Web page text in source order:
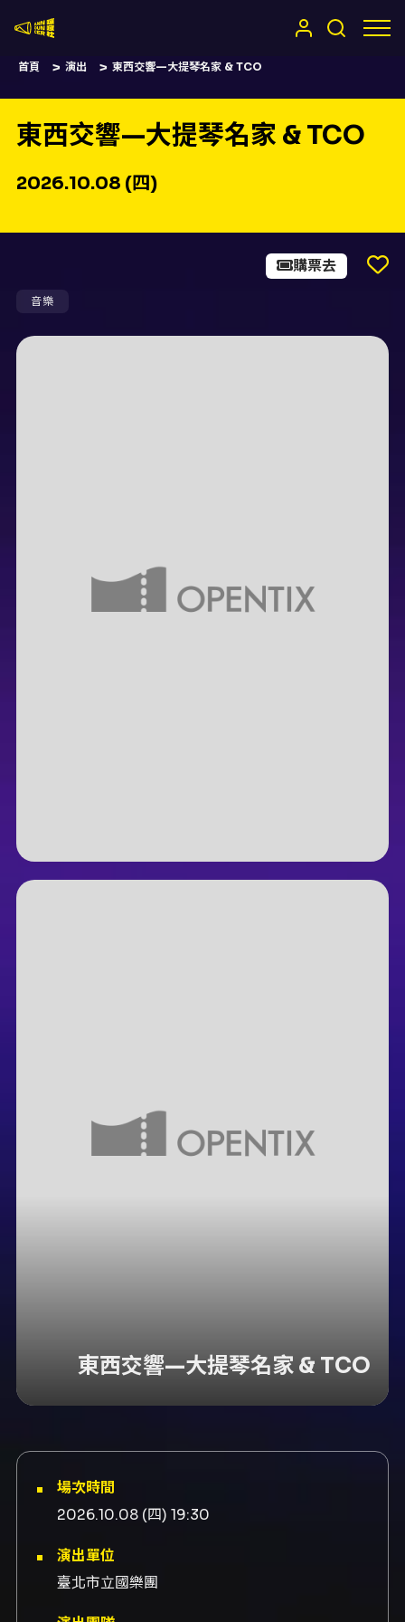
首頁 演出 東西交響—大提琴名家 & TCO
東西交響—大提琴名家 & TCO
2026.10.08 (四)
音樂
購票去
東西交響—大提琴名家 & TCO
場次時間
2026.10.08 (四) 19:30
演出單位
臺北市立國樂團